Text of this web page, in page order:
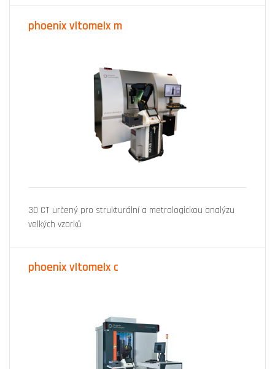
phoenix v|tome|x m
3D CT určený pro strukturální a metrologickou analýzu
velkých vzorků
phoenix v|tome|x c